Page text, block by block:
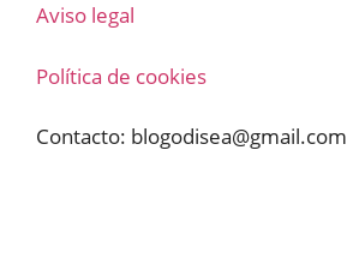
Aviso legal
Política de cookies
Contacto: blogodisea@gmail.com